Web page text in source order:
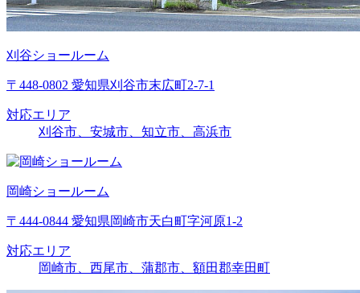
刈谷ショールーム
〒448-0802 愛知県刈谷市末広町2-7-1
対応エリア
刈谷市、安城市、知立市、高浜市
岡崎ショールーム
〒444-0844 愛知県岡崎市天白町字河原1-2
対応エリア
岡崎市、西尾市、蒲郡市、額田郡幸田町